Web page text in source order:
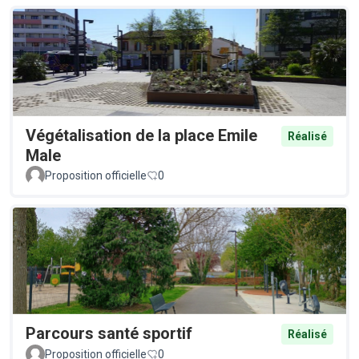
Végétalisation de la place Emile
Male
Réalisé
Proposition officielle 0
Parcours santé sportif
Réalisé
Proposition officielle
0